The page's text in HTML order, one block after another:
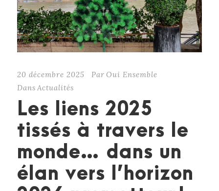
20 décembre 2025 Par Oui Ensemble
Dans Actualités
Les liens 2025
tissés à travers le
monde… dans un
élan vers l’horizon